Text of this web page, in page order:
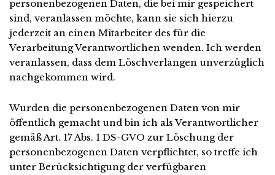
personenbezogenen Daten, die bei mir gespeichert
sind, veranlassen möchte, kann sie sich hierzu
jederzeit an einen Mitarbeiter des für die
Verarbeitung Verantwortlichen wenden. Ich werden
veranlassen, dass dem Löschverlangen unverzüglich
nachgekommen wird.
Wurden die personenbezogenen Daten von mir
öffentlich gemacht und bin ich als Verantwortlicher
gemäß Art. 17 Abs. 1 DS-GVO zur Löschung der
personenbezogenen Daten verpflichtet, so treffe ich
unter Berücksichtigung der verfügbaren